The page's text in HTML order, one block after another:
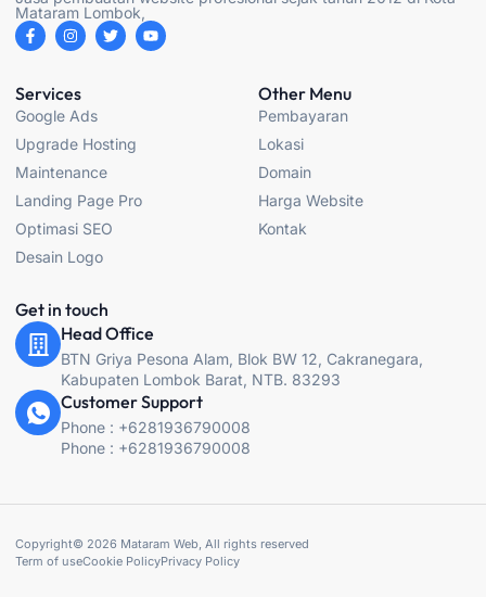
Mataram Lombok,
F
a
c
b
o
o
-
I
n
s
a
g
r
m
T
w
i
Y
o
u
Services
Google Ads
Upgrade Hosting
Maintenance
Landing Page Pro
Optimasi SEO
Desain Logo
Other Menu
Pembayaran
Lokasi
Domain
Harga Website
Kontak
Get in touch
Head Office
BTN Griya Pesona Alam, Blok BW 12, Cakranegara,
Kabupaten Lombok Barat, NTB. 83293
Customer Support
Phone : +6281936790008
Phone : +6281936790008
Copyright© 2026 Mataram Web, All rights reserved
Term of useCookie PolicyPrivacy Policy